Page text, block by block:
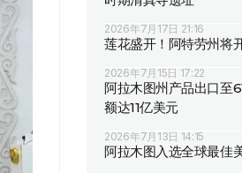
2026年7月17日 21:16
莲花盛开！阿特劳州将
2026年7月15日 17:22
阿拉木图州产品出口至
额达11亿美元
2026年7月13日 14:15
阿拉木图入选全球最佳